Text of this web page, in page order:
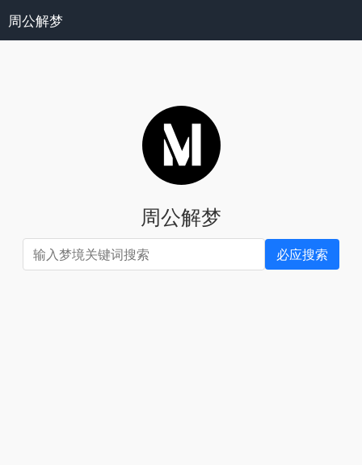
周公解梦
周公解梦
必应搜索